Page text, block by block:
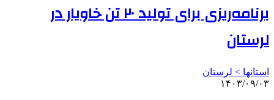
برنامه‌ریزی برای تولید ۲۰ تن خاویار در
لرستان
استانها > لرستان
۱۴۰۳/۰۹/۰۳